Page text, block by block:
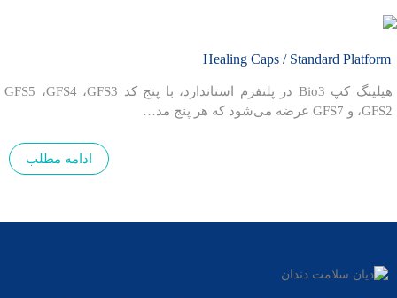
Healing Caps / Standard Platform
هیلینگ کپ Bio3 در پلتفرم استاندارد، با پنج کد GFS5 ،GFS4 ،GFS3
،GFS2 و GFS7 عرضه می‌شود که هر پنج مد…
ادامه مطلب